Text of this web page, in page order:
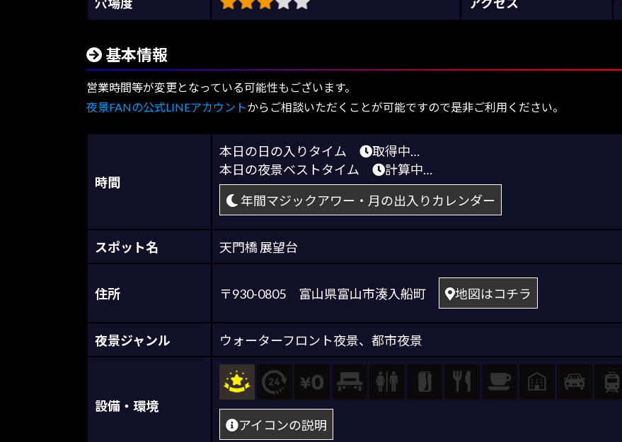
基本情報
営業時間等が変更となっている可能性もございます。
夜景FANの公式LINEアカウントからご相談いただくことが可能ですので是非ご利用ください。
時間
本日の日の入りタイム
取得中…
本日の夜景ベストタイム
計算中…
年間マジックアワー・月の出入りカレンダー
スポット名 天門橋 展望台
住所 〒930-0805 富山県富山市湊入船町 地図はコチラ
夜景ジャンル ウォーターフロント夜景、 都市夜景
設備・環境
アイコンの説明